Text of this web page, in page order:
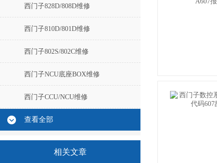
西门子828D/808D维修
西门子810D/801D维修
西门子802S/802C维修
西门子NCU底座BOX维修
西门子CCU/NCU维修
查看全部
相关文章